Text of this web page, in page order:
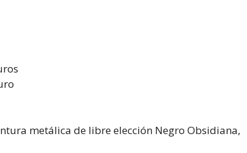
metálica de libre elección Negro Obsidiana,